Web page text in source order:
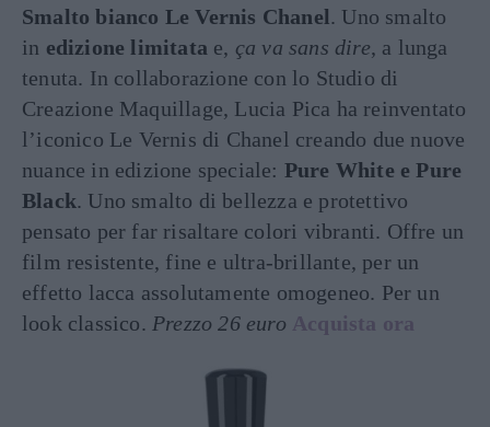
Smalto bianco Le Vernis Chanel. Uno smalto
in edizione limitata e, ça va sans dire, a lunga
tenuta. In collaborazione con lo Studio di
Creazione Maquillage, Lucia Pica ha reinventato
l’iconico Le Vernis di Chanel creando due nuove
nuance in edizione speciale: Pure White e Pure
Black. Uno smalto di bellezza e protettivo
pensato per far risaltare colori vibranti. Offre un
film resistente, fine e ultra-brillante, per un
effetto lacca assolutamente omogeneo. Per un
look classico. Prezzo 26 euro Acquista ora